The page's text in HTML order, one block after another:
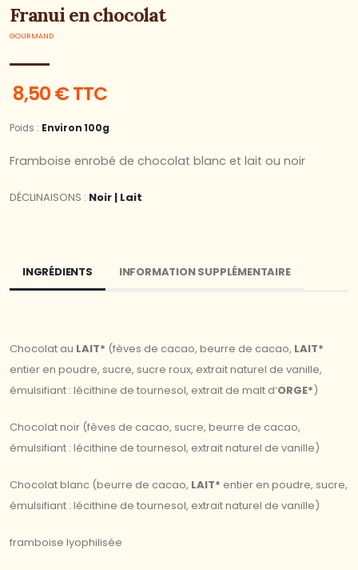
Franui en chocolat
GOURMAND
8,50 € TTC
Poids : Environ 100g
Framboise enrobé de chocolat blanc et lait ou noir
DÉCLINAISONS : Noir | Lait
INGRÉDIENTS INFORMATION SUPPLÉMENTAIRE
Chocolat au LAIT* (fèves de cacao, beurre de cacao, LAIT*
entier en poudre, sucre, sucre roux, extrait naturel de vanille,
émulsifiant : lécithine de tournesol, extrait de malt d‘ORGE*)
Chocolat noir (fèves de cacao, sucre, beurre de cacao,
émulsifiant : lécithine de tournesol, extrait naturel de vanille)
Chocolat blanc (beurre de cacao, LAIT* entier en poudre, sucre,
émulsifiant : lécithine de tournesol, extrait naturel de vanille)
framboise lyophilisée